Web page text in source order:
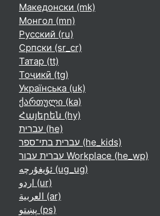
Македонски ‎(mk)‎
Монгол ‎(mn)‎
Русский ‎(ru)‎
Српски ‎(sr_cr)‎
Татар ‎(tt)‎
Тоҷикӣ ‎(tg)‎
Українська ‎(uk)‎
ქართული ‎(ka)‎
Հայերեն ‎(hy)‎
עברית ‎(he)‎
עברית בתי־ספר ‎(he_kids)‎
עברית עבור Workplace ‎(he_wp)‎
ئۇيغۇرچە ‎(ug_ug)‎
اردو ‎(ur)‎
العربية ‎(ar)‎
پښتو ‎(ps)‎